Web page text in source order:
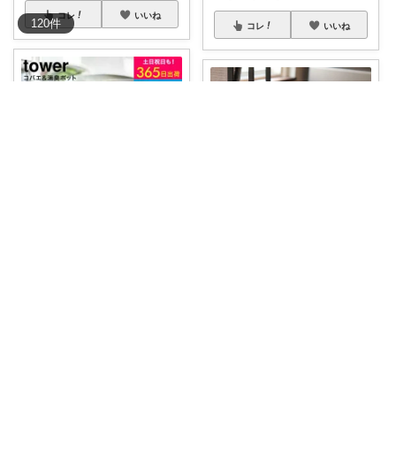
120件
コレ いいね
コレ いいね